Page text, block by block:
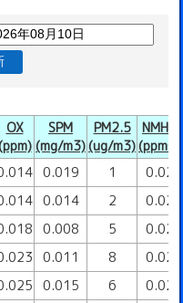
OX
SPM
(mg/m3)
PM2.5
(ug/m3)
NMHC
(ppmC)
0.019 1
0.02
0.014 2
0.02
0.008 5
0.02
0.011 8
0.02
0.015 6
0.02